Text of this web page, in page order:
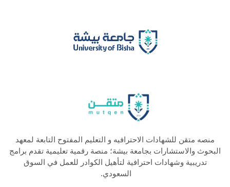
منصه متقن للشهادات الاحترافيه و التعليم المفتوح التابعة لمعهد
البحوث والاستشارات بجامعة بيشة؛ منصة رقمية تعليمية تقدم برامج
تدريبية وشهادات احترافية لتأهيل الكوادر للعمل في السوق
السعودي.